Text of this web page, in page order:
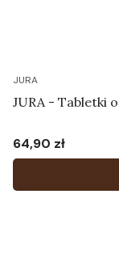
JURA
JURA - Tabletki
Cena
64,90 zł